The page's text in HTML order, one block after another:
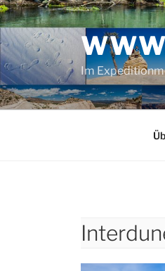
Zum
Inhalt
springen
Im